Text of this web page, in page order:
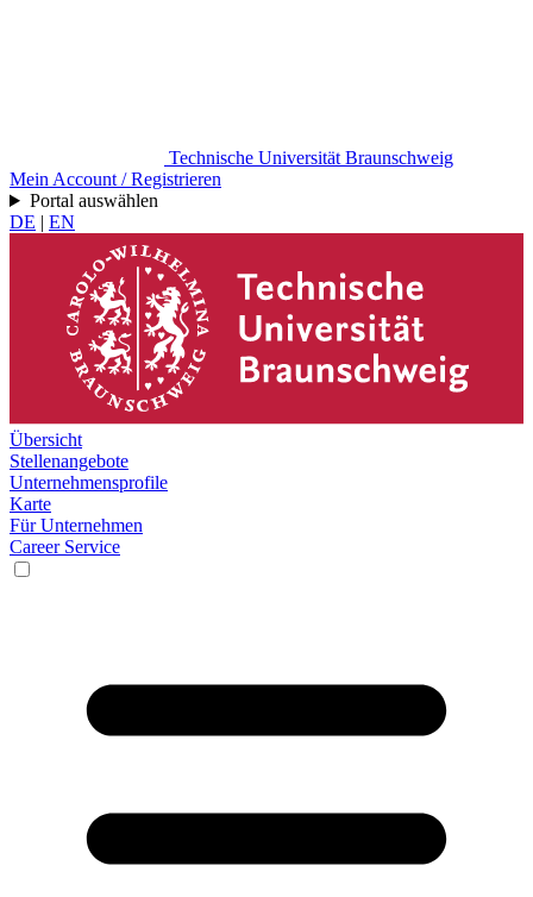
Technische Universität Braunschweig
Mein Account / Registrieren
Portal auswählen
DE | EN
Übersicht
Stellenangebote
Unternehmensprofile
Karte
Für Unternehmen
Career Service